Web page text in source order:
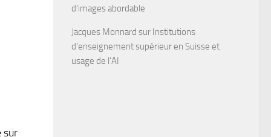
sur
d’images abordable
Jacques Monnard sur Institutions
d’enseignement supérieur en Suisse et
usage de l’AI